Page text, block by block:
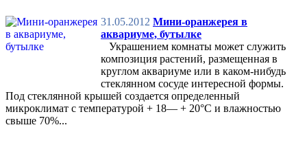
31.05.2012 Мини-оранжерея в
аквариуме, бутылке
Украшением комнаты может служить
композиция растений, размещенная в
круглом аквариуме или в каком-нибудь
стеклянном сосуде интересной формы.
Под стеклянной крышей создается определенный
микроклимат с температурой + 18— + 20°С и влажностью
свыше 70%...